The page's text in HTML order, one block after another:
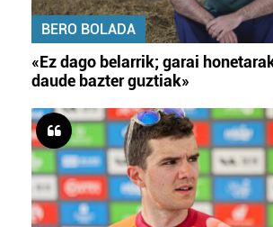
BERO BOLADA
«Ez dago belarrik; garai
daude bazter guztiak»